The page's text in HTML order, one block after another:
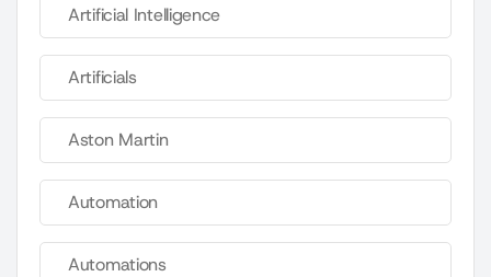
Artificial Intelligence
Artificials
Aston Martin
Automation
Automations